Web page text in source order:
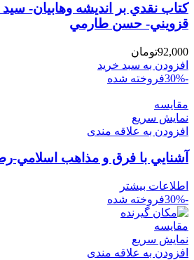
کتاب نقدي بر انديشه وهابيان-
قزويني- حسن طارمي
92,000تومان
افزودن به سبد خرید
-30%
فروخته شده
مقايسه
نمایش سریع
افزودن به علاقه مندی
آشنايي با فرق و مذاهب اسلامي-
اطلاعات بیشتر
-30%
فروخته شده
مقايسه
نمایش سریع
افزودن به علاقه مندی